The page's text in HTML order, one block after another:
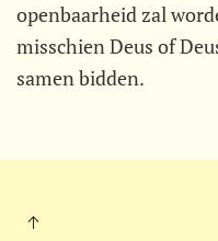
openbaarheid zal
misschien Deus of
samen bidden.